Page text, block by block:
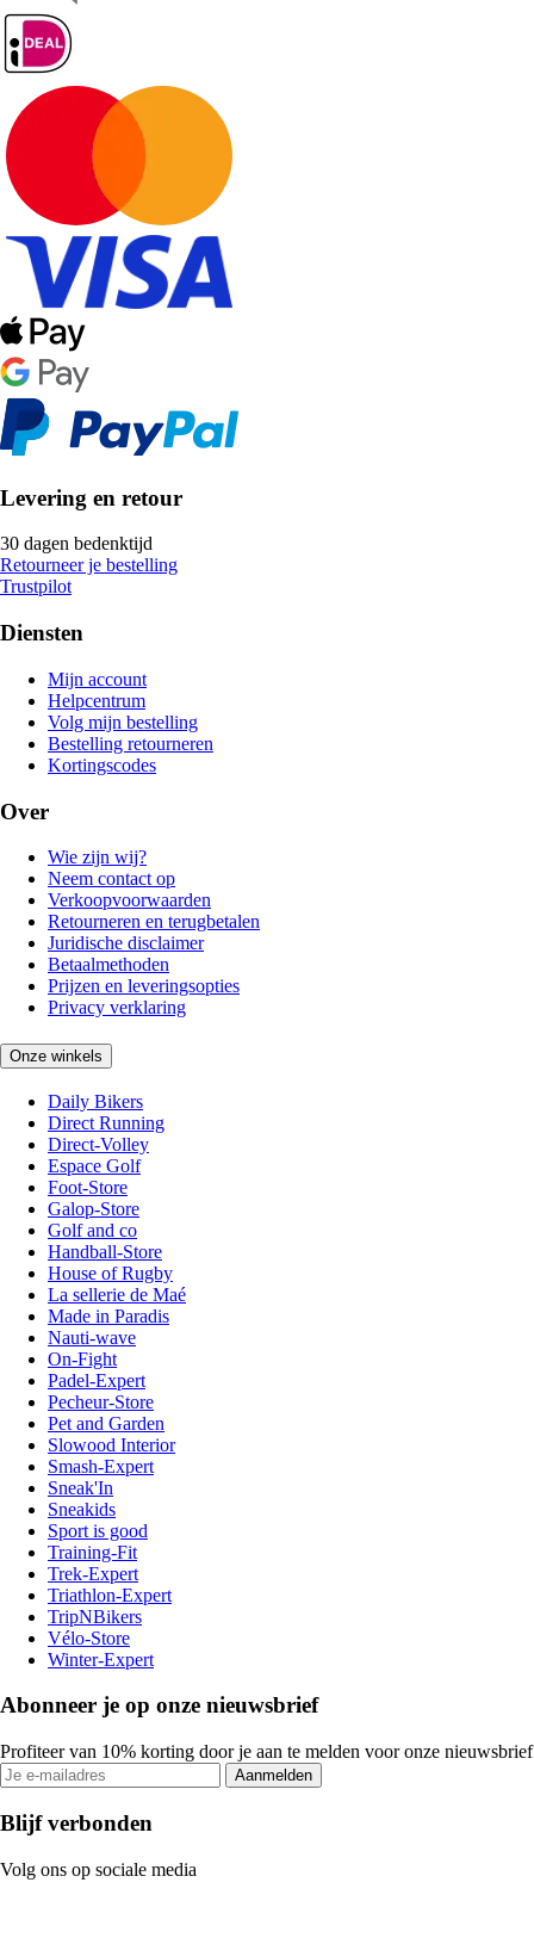
Levering en retour
30 dagen bedenktijd
Retourneer je bestelling
Trustpilot
Diensten
Mijn account
Helpcentrum
Volg mijn bestelling
Bestelling retourneren
Kortingscodes
Over
Wie zijn wij?
Neem contact op
Verkoopvoorwaarden
Retourneren en terugbetalen
Juridische disclaimer
Betaalmethoden
Prijzen en leveringsopties
Privacy verklaring
Onze winkels
Daily Bikers
Direct Running
Direct-Volley
Espace Golf
Foot-Store
Galop-Store
Golf and co
Handball-Store
House of Rugby
La sellerie de Maé
Made in Paradis
Nauti-wave
On-Fight
Padel-Expert
Pecheur-Store
Pet and Garden
Slowood Interior
Smash-Expert
Sneak'In
Sneakids
Sport is good
Training-Fit
Trek-Expert
Triathlon-Expert
TripNBikers
Vélo-Store
Winter-Expert
Abonneer je op onze nieuwsbrief
Profiteer van 10% korting door je aan te melden voor onze nieuwsbrief
Aanmelden
Blijf verbonden
Volg ons op sociale media